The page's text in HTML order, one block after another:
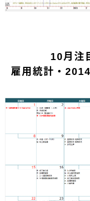
10月注
雇用統計・